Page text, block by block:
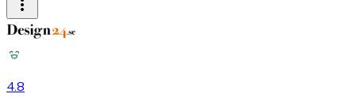
4.8